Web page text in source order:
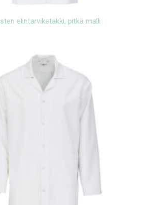
elintarviketakki, pitkä malli